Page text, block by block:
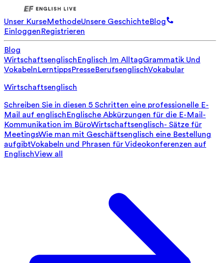
Unser KurseMethodeUnsere GeschichteBlog
EinloggenRegistrieren
Blog
WirtschaftsenglischEnglisch Im AlltagGrammatik Und
VokabelnLerntippsPresseBerufsenglischVokabular
Wirtschaftsenglisch
Schreiben Sie in diesen 5 Schritten eine professionelle E-
Mail auf englischEnglische Abkürzungen für die E-Mail-
Kommunikation im BüroWirtschaftsenglisch- Sätze für
MeetingsWie man mit Geschäftsenglisch eine Bestellung
aufgibtVokabeln und Phrasen für Videokonferenzen auf
EnglischView all